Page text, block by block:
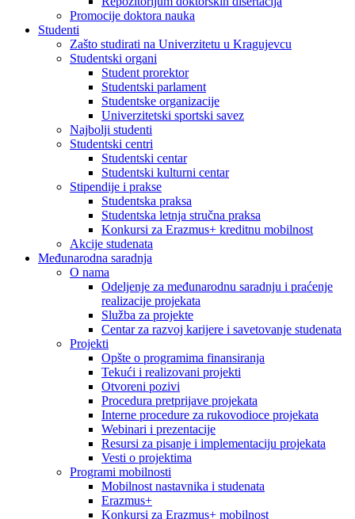
Promocije doktora nauka
Studenti
Zašto studirati na Univerzitetu u Kragujevcu
Studentski organi
Student prorektor
Studentski parlament
Studentske organizacije
Univerzitetski sportski savez
Najbolji studenti
Studentski centri
Studentski centar
Studentski kulturni centar
Stipendije i prakse
Studentska praksa
Studentska letnja stručna praksa
Konkursi za Erazmus+ kreditnu mobilnost
Akcije studenata
Međunarodna saradnja
O nama
Odeljenje za međunarodnu saradnju i praćenje
realizacije projekata
Služba za projekte
Centar za razvoj karijere i savetovanje studenata
Projekti
Opšte o programima finansiranja
Tekući i realizovani projekti
Otvoreni pozivi
Procedura pretprijave projekata
Interne procedure za rukovodioce projekata
Webinari i prezentacije
Resursi za pisanje i implementaciju projekata
Vesti o projektima
Programi mobilnosti
Mobilnost nastavnika i studenata
Erazmus+
Konkursi za Erazmus+ mobilnost